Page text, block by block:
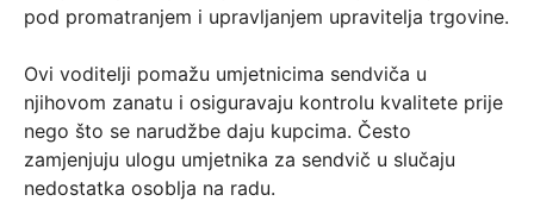
pod promatranjem i upravljanjem upravitelja trgovine.
Ovi voditelji pomažu umjetnicima sendviča u
njihovom zanatu i osiguravaju kontrolu kvalitete prije
nego što se narudžbe daju kupcima. Često
zamjenjuju ulogu umjetnika za sendvič u slučaju
nedostatka osoblja na radu.